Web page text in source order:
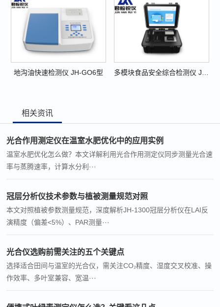
地沟油快速检测仪 JH-GO6型
相关资讯
光合作用测定仪在温室水肥优化中的应用实例
温室水肥优化怎么做？本文详解利用光合作用测定仪同步测量光合速
率与蒸腾速率，计算水分利···
冠层分析仪技术参数与植被测量规范对照
本文对照植被参数测量规范，深度解析JH-1300冠层分析仪在LAI反
演精度（偏差<5%）、PAR测量···
光合仪选购前需关注的五个关键点
选择适合田间与温室的光合仪，需关注CO₂精度、湿度交叉校准、操
作效率、多叶室兼容、宽温···